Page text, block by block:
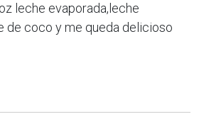
leche evaporada,leche
de coco y me queda delicioso